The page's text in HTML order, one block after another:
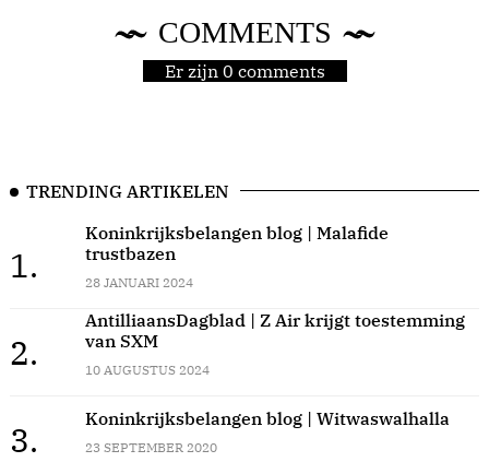
COMMENTS
Er zijn 0 comments
TRENDING ARTIKELEN
1.
Koninkrijksbelangen blog | Malafide
trustbazen
28 JANUARI 2024
2.
AntilliaansDagblad | Z Air krijgt toestemming
van SXM
10 AUGUSTUS 2024
3.
Koninkrijksbelangen blog | Witwaswalhalla
23 SEPTEMBER 2020